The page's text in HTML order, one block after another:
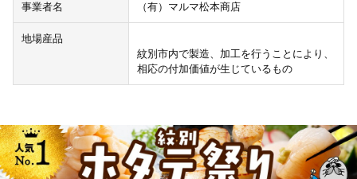
事業者名 （有）マルマ松本商店
地場産品
紋別市内で製造、加工を行うことにより、
相応の付加価値が生じているもの